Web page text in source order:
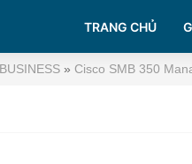
TRANG CHỦ
» Cisco SMB 350